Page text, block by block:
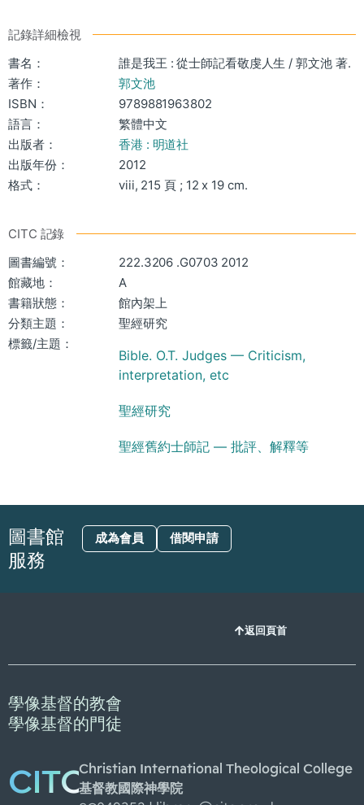
記錄詳細檢視
書名：
誰是我王 : 從士師記看敬虔人生 / 郭文池 著.
著作：
郭文池
ISBN：
9789881963802
語言：
繁體中文
出版者：
香港 : 明道社
出版年份：
2012
格式：
viii, 215 頁 ; 12 x 19 cm.
CITC 記錄
圖書編號：
222.3206 .G0703 2012
館藏地：
A
書籍狀態：
館內架上
分類主題：
聖經研究
標籤/主題：
Bible. O.T. Judges — Criticism,
interpretation, etc
聖經研究
聖經舊約士師記 — 批評、解釋等
圖書館
服務
成為會員 借閱申請
返回頁首
學像基督的教會
學像基督的門徒
CITCChristian International Theological College
基督教國際神學院